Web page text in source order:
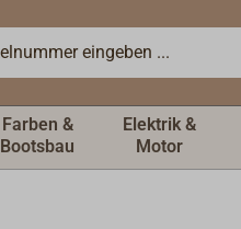
Farben &
Bootsbau
Elektrik &
Motor